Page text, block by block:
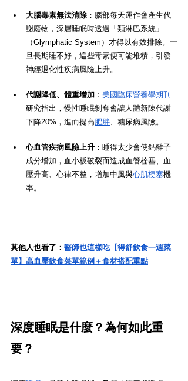
大腦毒素無法清除 ：腦部每天運作會產生代
謝廢物，深層睡眠時透過「類淋巴系統」
（Glymphatic System）才得以有效排除。一
旦長期睡不好，這些毒素便可能堆積，引發
神經退化性疾病風險上升。
代謝降低、體重增加 ： 美國臨床營養學期刊
研究指出，慢性睡眠剝奪會讓人體新陳代謝
下降20%，進而提高肥胖 、糖尿病風險。
心血管疾病風險上升 ：睡得太少會使鈣離子
成分增加，血小板破裂而造成血管栓塞、血
壓升高、心律不整，增加中風與心肌梗塞機
率。
其他人也看了： 醫師也這樣吃【得舒飲食一週菜
單】高血壓飲食菜單範例＋食材搭配重點
深度睡眠是什麼？為何如此重
要？